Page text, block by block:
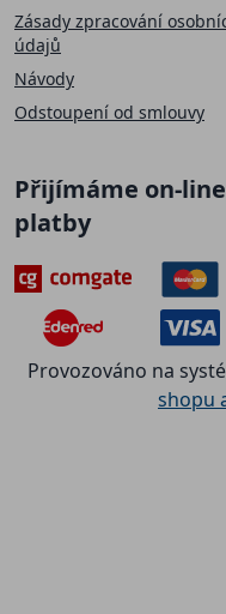
Zásady zpracování
údajů
Návody
Odstoupení od smlouvy
Přijímáme on-line
platby
Provozováno na
shopu